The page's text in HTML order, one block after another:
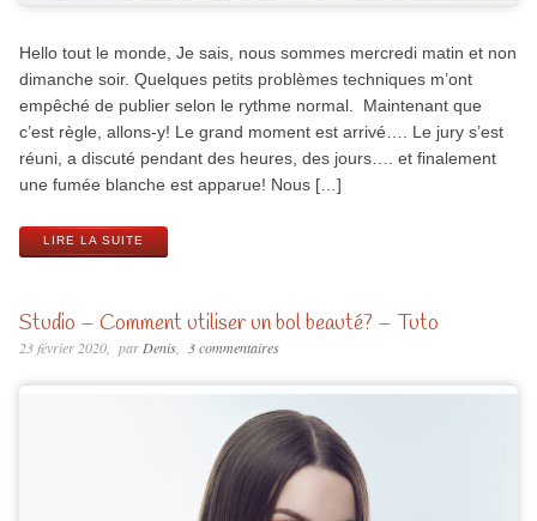
Hello tout le monde, Je sais, nous sommes mercredi matin et non
dimanche soir. Quelques petits problèmes techniques m’ont
empêché de publier selon le rythme normal. Maintenant que
c’est règle, allons-y! Le grand moment est arrivé…. Le jury s’est
réuni, a discuté pendant des heures, des jours…. et finalement
une fumée blanche est apparue! Nous […]
LIRE LA SUITE
Studio – Comment utiliser un bol beauté? – Tuto
23 février 2020 par Denis 3 commentaires